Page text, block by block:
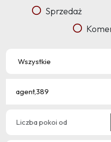
Sprzedaż